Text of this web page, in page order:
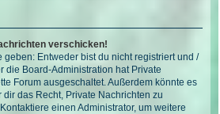
verschicken!
geben: Entweder bist du nicht registriert und /
die Board-Administration hat Private
Forum ausgeschaltet. Außerdem könnte es
das Recht, Private Nachrichten zu
einen Administrator, um weitere